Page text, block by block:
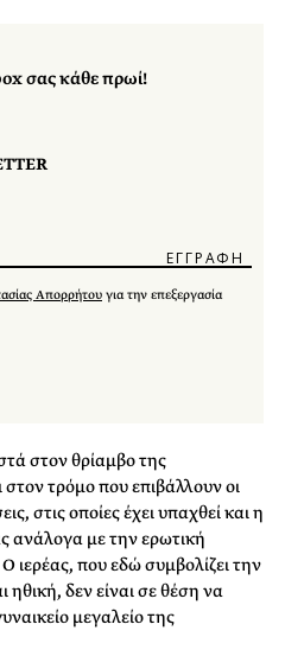
σας κάθε πρωί!
Απορρήτου για την επεξεργασία
στον θρίαμβο της
τρόμο που επιβάλλουν οι
στις οποίες έχει υπαχθεί και η
με την ερωτική
που εδώ συμβολίζει την
ηθική, δεν είναι σε θέση να
μεγαλείο της